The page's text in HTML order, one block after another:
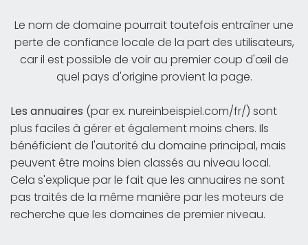
Le nom de domaine pourrait toutefois entraîner une
perte de confiance locale de la part des utilisateurs,
car il est possible de voir au premier coup d'œil de
quel pays d'origine provient la page.
Les annuaires (par ex. nureinbeispiel.com/fr/) sont
plus faciles à gérer et également moins chers. Ils
bénéficient de l'autorité du domaine principal, mais
peuvent être moins bien classés au niveau local.
Cela s'explique par le fait que les annuaires ne sont
pas traités de la même manière par les moteurs de
recherche que les domaines de premier niveau.